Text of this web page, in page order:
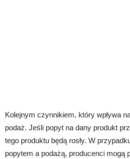
Kolejnym czynnikiem, który wpływa
podaż. Jeśli popyt na dany produkt
tego produktu będą rosły. W
popytem a podażą, producenci mogą